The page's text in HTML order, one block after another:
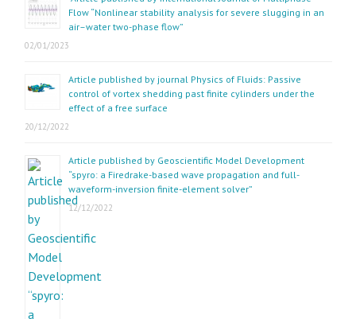
Flow “Nonlinear stability analysis for severe slugging in an
air–water two-phase flow”
02/01/2023
Article published by journal Physics of Fluids: Passive
control of vortex shedding past finite cylinders under the
effect of a free surface
20/12/2022
Article published by Geoscientific Model Development
“spyro: a Firedrake-based wave propagation and full-
waveform-inversion finite-element solver”
12/12/2022